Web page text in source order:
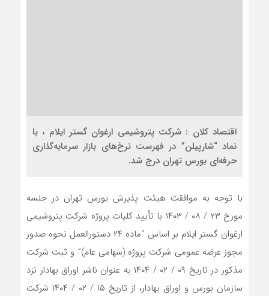
اقتصاد کلان : شرکت پتروشیمی ارغوان گستر ایلام ، با
نماد “شارپیلن” در فهرست نرخ‌های بازار سرمایه‌گذاری
حرفه‌ای بورس تهران درج شد.
با توجه به موافقت هیئت ‌پذیرش بورس تهران در جلسه
مورخ ۲۳ / ۰۸ / ۱۴۰۳ با تأیید کلیات پروژه شرکت پتروشیمی
ارغوان گستر ایلام بر اساس “ماده ۲۴ دستورالعمل نحوه صدور
مجوز عرضه عمومی شرکت پروژه (سهامی عام)” و ثبت شرکت
مذکور در تاریخ ۰۹ / ۰۲ / ۱۴۰۴ به عنوان ناشر اوراق بهادار نزد
سازمان بورس و اوراق بهادار، از تاریخ ۱۵ / ۰۲ / ۱۴۰۴ شرکت